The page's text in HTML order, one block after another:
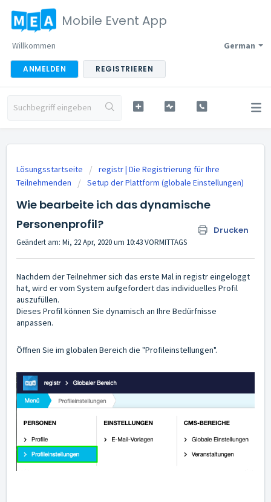
Mobile Event App
German
Willkommen
ANMELDEN REGISTRIEREN
Lösungsstartseite
registr | Die Registrierung für Ihre
Teilnehmenden
Setup der Plattform (globale Einstellungen)
Wie bearbeite ich das dynamische
Personenprofil?
Drucken
Geändert am: Mi, 22 Apr, 2020 um 10:43 VORMITTAGS
Nachdem der Teilnehmer sich das erste Mal in registr eingeloggt
hat, wird er vom System aufgefordert das individuelles Profil
auszufüllen.
Dieses Profil können Sie dynamisch an Ihre Bedürfnisse
anpassen.
Öffnen Sie im globalen Bereich die "Profileinstellungen".